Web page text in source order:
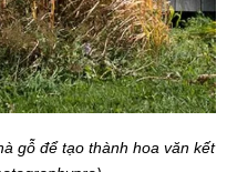
gỗ để tạo thành hoa văn kết